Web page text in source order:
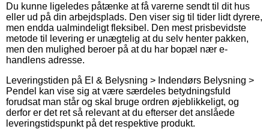
Du kunne ligeledes påtænke at få varerne sendt til dit hus
eller ud på din arbejdsplads. Den viser sig til tider lidt dyrere,
men endda ualmindeligt fleksibel. Den mest prisbevidste
metode til levering er unægtelig at du selv henter pakken,
men den mulighed beroer på at du har bopæl nær e-
handlens adresse.
Leveringstiden på El & Belysning > Indendørs Belysning >
Pendel kan vise sig at være særdeles betydningsfuld
forudsat man står og skal bruge ordren øjeblikkeligt, og
derfor er det ret så relevant at du efterser det anslåede
leveringstidspunkt på det respektive produkt.